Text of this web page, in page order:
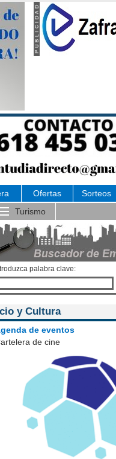
Ofertas Sorteos
Turismo
palabra clave:
y Cultura
de eventos
de cine